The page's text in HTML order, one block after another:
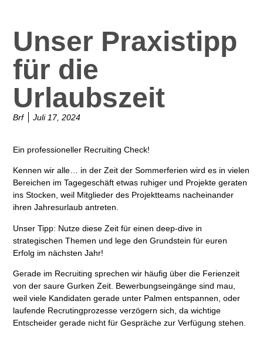
Unser Praxistipp
für die
Urlaubszeit
Brf Juli 17, 2024
Ein professioneller Recruiting Check!
Kennen wir alle… in der Zeit der Sommerferien wird es in vielen
Bereichen im Tagegeschäft etwas ruhiger und Projekte geraten
ins Stocken, weil Mitglieder des Projektteams nacheinander
ihren Jahresurlaub antreten.
Unser Tipp: Nutze diese Zeit für einendeep-dive in
strategischen Themen und lege den Grundstein für euren
Erfolg im nächsten Jahr!
Gerade im Recruiting sprechen wir häufig über die Ferienzeit
von der saure Gurken Zeit. Bewerbungseingänge sind mau,
weil viele Kandidaten gerade unter Palmen entspannen, oder
laufende Recrutingprozesse verzögern sich, da wichtige
Entscheider gerade nicht für Gespräche zur Verfügung stehen.